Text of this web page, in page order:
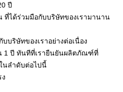
ปี
ที่ได้ร่วมมือกับบริษัทของเรามานาน
บริษัทของเราอย่างต่อเนื่อง
1 ปี ทันทีที่เรายืนยันผลิตภัณฑ์ที่
นลําดับต่อไปนี้